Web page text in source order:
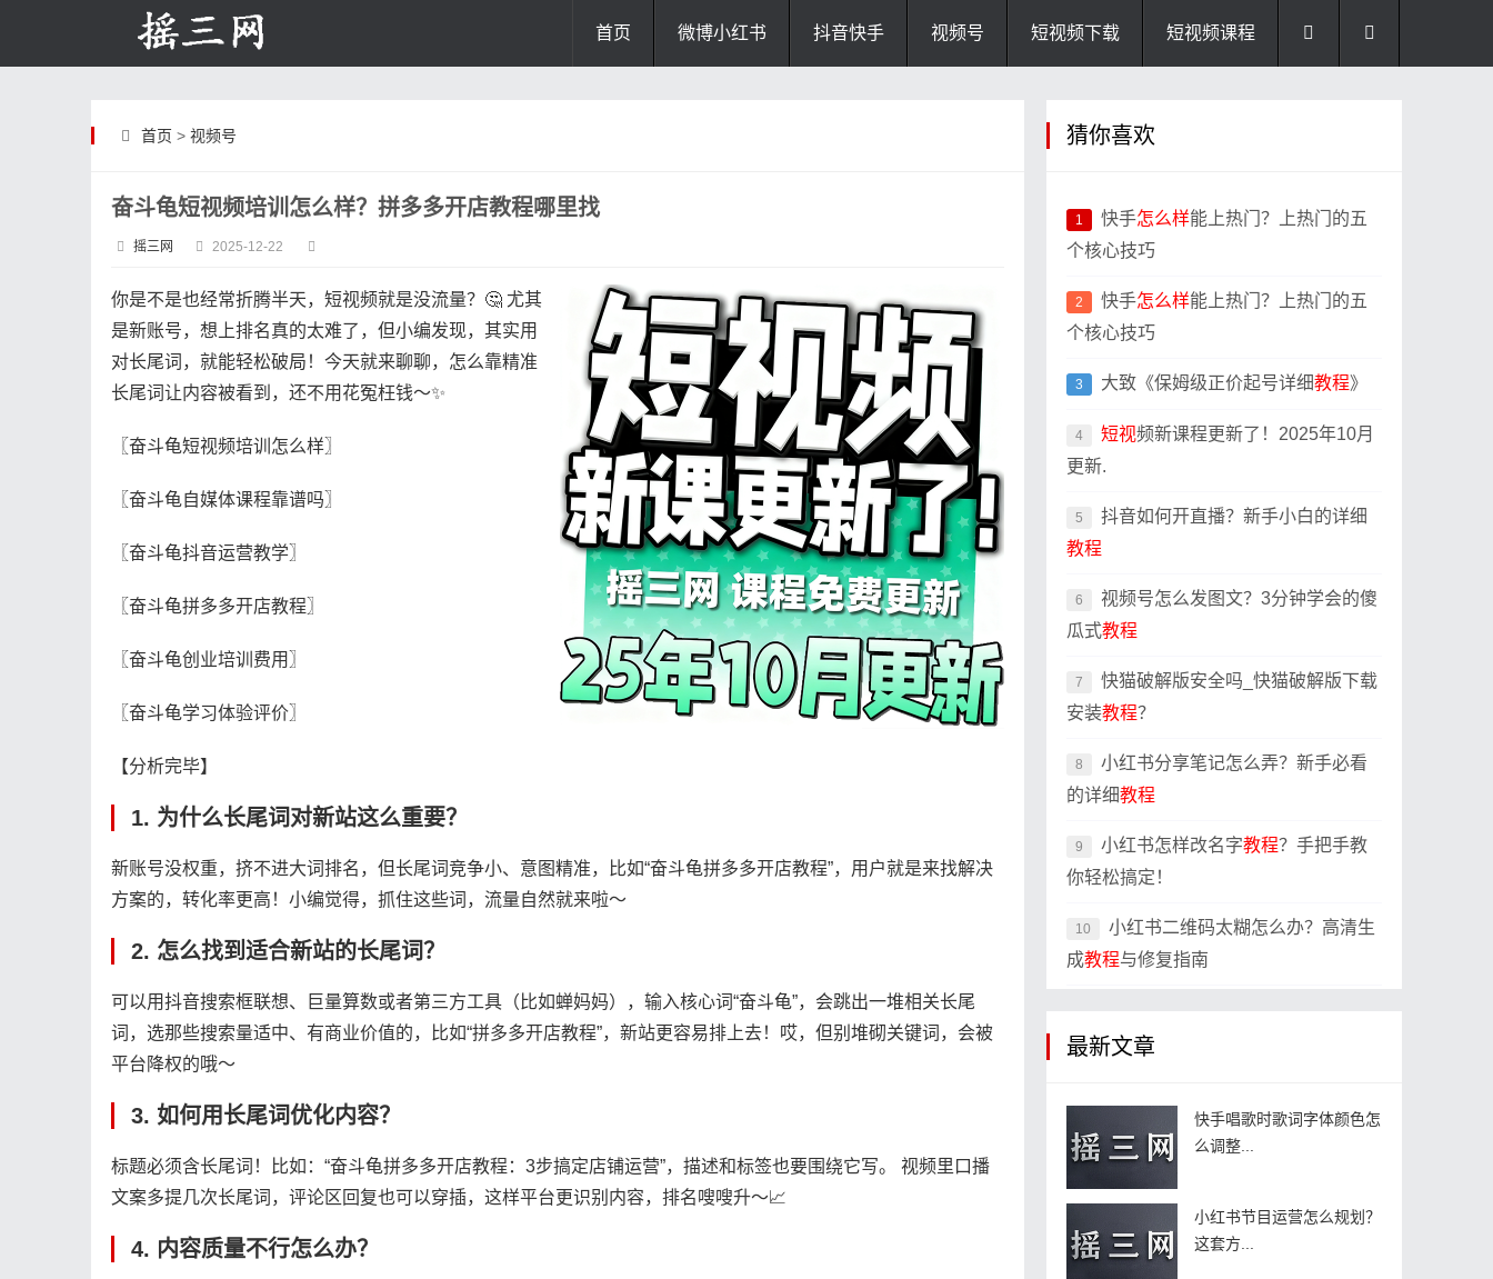
首页 微博小红书 抖音快手 视频号 短视频下载 短视频课程
首页 > 视频号
奋斗龟短视频培训怎么样？拼多多开店教程哪里找
摇三网 2025-12-22
你是不是也经常折腾半天，短视频就是没流量？🤔 尤其
是新账号，想上排名真的太难了，但小编发现，其实用
对长尾词，就能轻松破局！今天就来聊聊，怎么靠精准
长尾词让内容被看到，还不用花冤枉钱～✨
〖奋斗龟短视频培训怎么样〗
〖奋斗龟自媒体课程靠谱吗〗
〖奋斗龟抖音运营教学〗
〖奋斗龟拼多多开店教程〗
〖奋斗龟创业培训费用〗
〖奋斗龟学习体验评价〗
【分析完毕】
1. 为什么长尾词对新站这么重要？
新账号没权重，挤不进大词排名，但长尾词竞争小、意图精准，比如“奋斗龟拼多多开店教程”，用户就是来找解决
方案的，转化率更高！小编觉得，抓住这些词，流量自然就来啦～
2. 怎么找到适合新站的长尾词？
可以用抖音搜索框联想、巨量算数或者第三方工具（比如蝉妈妈），输入核心词“奋斗龟”，会跳出一堆相关长尾
词，选那些搜索量适中、有商业价值的，比如“拼多多开店教程”，新站更容易排上去！哎，但别堆砌关键词，会被
平台降权的哦～
3. 如何用长尾词优化内容？
标题必须含长尾词！比如：“奋斗龟拼多多开店教程：3步搞定店铺运营”，描述和标签也要围绕它写。 视频里口播
文案多提几次长尾词，评论区回复也可以穿插，这样平台更识别内容，排名嗖嗖升～📈
4. 内容质量不行怎么办？
猜你喜欢
1 快手怎么样能上热门？上热门的五
个核心技巧
2 快手怎么样能上热门？上热门的五
个核心技巧
3 大致《保姆级正价起号详细教程》
4 短视频新课程更新了！2025年10月
更新.
5
抖音如何开直播？新手小白的详细
教程
6
视频号怎么发图文？3分钟学会的傻
瓜式教程
7
快猫破解版安全吗_快猫破解版下载
安装教程？
8
小红书分享笔记怎么弄？新手必看
的详细教程
9 小红书怎样改名字教程？手把手教
你轻松搞定！
10
小红书二维码太糊怎么办？高清生
成教程与修复指南
最新文章
快手唱歌时歌词字体颜色怎
么调整...
小红书节目运营怎么规划？
这套方...